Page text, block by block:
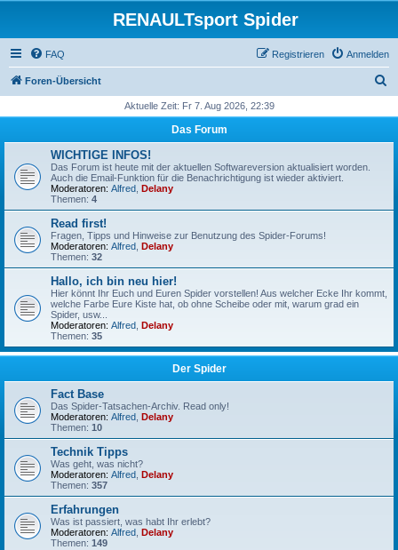
RENAULTsport Spider
FAQ Anmelden
Registrieren
Foren-Übersicht
h
Aktuelle Zeit: Fr 7. Aug 2026, 22:39
Das Forum
WICHTIGE INFOS!
Das Forum ist heute mit der aktuellen Softwareversion aktualisiert worden.
Auch die Email-Funktion für die Benachrichtigung ist wieder aktiviert.
Moderatoren: Alfred Delany
Themen: 4
Read first!
Fragen, Tipps und Hinweise zur Benutzung des Spider-Forums!
Moderatoren: Alfred Delany
Themen: 32
Hallo, ich bin neu hier!
Hier könnt Ihr Euch und Euren Spider vorstellen! Aus welcher Ecke Ihr kommt,
welche Farbe Eure Kiste hat, ob ohne Scheibe oder mit, warum grad ein
Spider, usw...
Moderatoren: Alfred Delany
Themen: 35
Der Spider
Fact Base
Das Spider-Tatsachen-Archiv. Read only!
Moderatoren: Alfred Delany
Themen: 10
Technik Tipps
Was geht, was nicht?
Moderatoren: Alfred Delany
Themen: 357
Erfahrungen
Was ist passiert, was habt Ihr erlebt?
Moderatoren: Alfred Delany
Themen: 149